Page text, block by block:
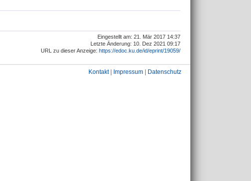
Eingestellt am: 21. Mär 2017 14:37
Letzte Änderung: 10. Dez 2021 09:17
URL zu dieser Anzeige: https://edoc.ku.de/id/eprint/19059/
Kontakt| Impressum Datenschutz